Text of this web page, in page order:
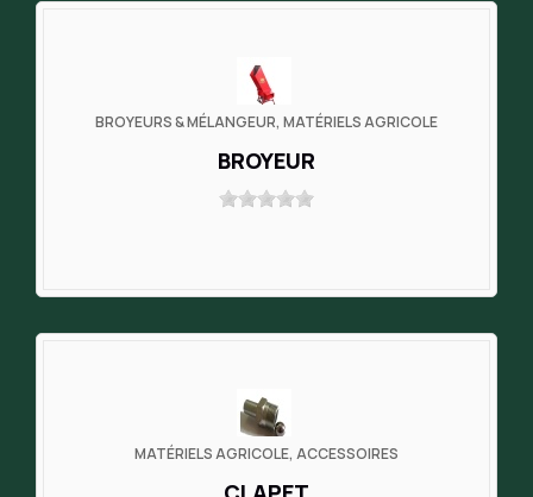
BROYEURS & MÉLANGEUR, MATÉRIELS AGRICOLE
BROYEUR
MATÉRIELS AGRICOLE, ACCESSOIRES